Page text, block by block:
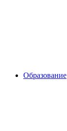
Образование